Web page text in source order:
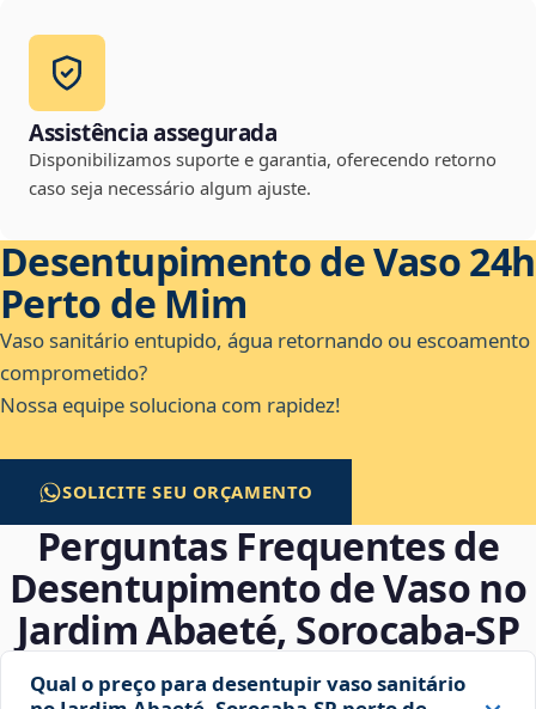
Assistência assegurada
Disponibilizamos suporte e garantia, oferecendo retorno
caso seja necessário algum ajuste.
Desentupimento de Vaso 24h
Perto de Mim
Vaso sanitário entupido, água retornando ou escoamento
comprometido?
Nossa equipe soluciona com rapidez!
SOLICITE SEU ORÇAMENTO
Perguntas Frequentes de
Desentupimento de Vaso no
Jardim Abaeté, Sorocaba‑SP
Qual o preço para desentupir vaso sanitário